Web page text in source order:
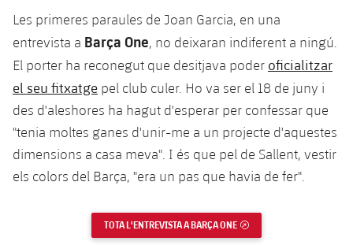
Jugadors
Fotos
Història
Classificació
Infantil
Aleví
Primer equip
plusicon
més
Actualitat
Calendari
Entrades
Resultats
Classificació
Barça Atlètic
plusicon
més
Actualitat
Calendari
Resultats
Jugadors
Base
plusicon
més
Barça C
Campus Estiu
Informació general
plusicon
Les primeres paraules de Joan Garcia, en una
entrevista a Barça One, no deixaran indiferent a ningú.
El porter ha reconegut que desitjava poder oficialitzar
el seu fitxatge pel club culer. Ho va ser el 18 de juny i
des d'aleshores ha hagut d'esperar per confessar que
"tenia moltes ganes d'unir-me a un projecte d'aquestes
dimensions a casa meva". I és que pel de Sallent, vestir
els colors del Barça, "era un pas que havia de fer".
TOTA L'ENTREVISTA A BARÇA ONE